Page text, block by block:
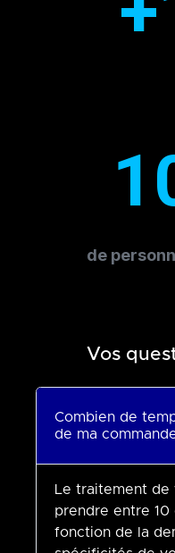
de
Vos
Combien de
de ma
Le traitement de
prendre entre
fonction de la